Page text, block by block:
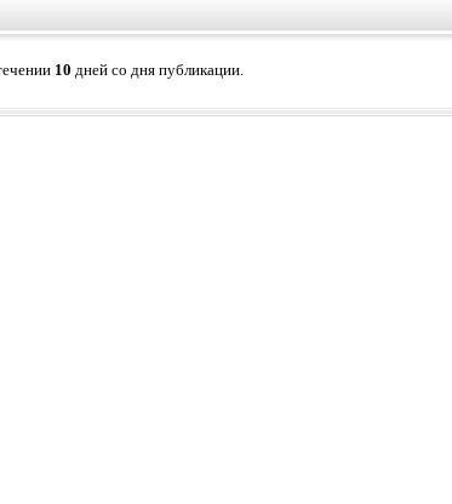
10 дней со дня публикации.